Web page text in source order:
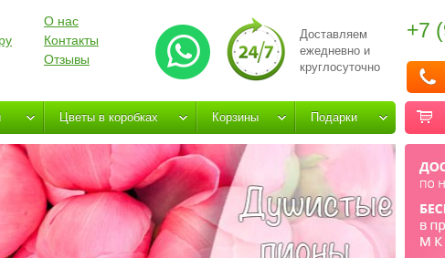
Доставляем
ежедневно и
круглосуточно
+7
О нас
Контакты
Отзывы
Цветы в коробках Корзины Подарки